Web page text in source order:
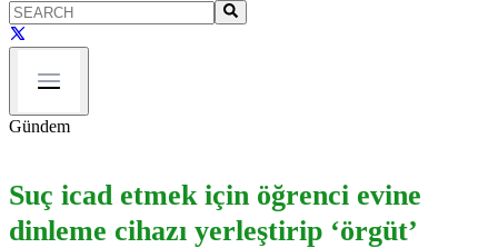
Gündem
Suç icad etmek için öğrenci evine
dinleme cihazı yerleştirip ‘örgüt’